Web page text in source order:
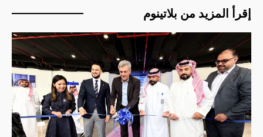
إقرأ المزيد من بلاتينوم